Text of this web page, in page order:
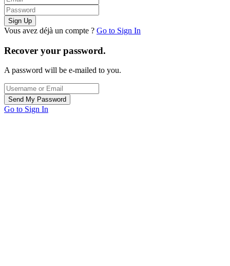
Vous avez déjà un compte ? Go to Sign In
Recover your password.
A password will be e-mailed to you.
Go to Sign In